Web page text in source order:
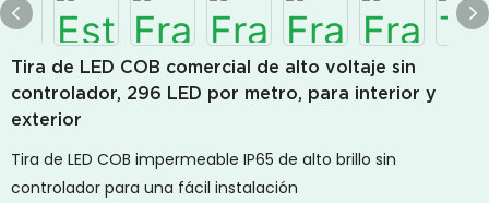
Tira de LED COB comercial de alto voltaje sin
controlador, 296 LED por metro, para interior y
exterior
Tira de LED COB impermeable IP65 de alto brillo sin
controlador para una fácil instalación